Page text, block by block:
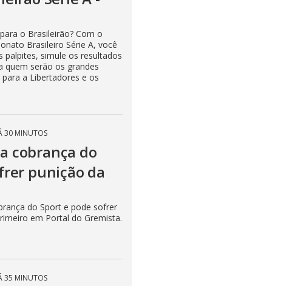
o Brasileirão? Com o
Brasileiro Série A, você
palpites, simule os resultados
quem serão os grandes
a Libertadores e os
30 MINUTOS
cobrança do
punição da
do Sport e pode sofrer
em Portal do Gremista.
35 MINUTOS